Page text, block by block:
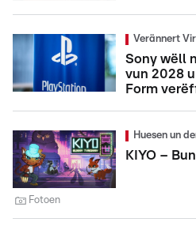
Verännert
Sony wëll
vun 2028
Form
Huesen un
KIYO –
Fotoen